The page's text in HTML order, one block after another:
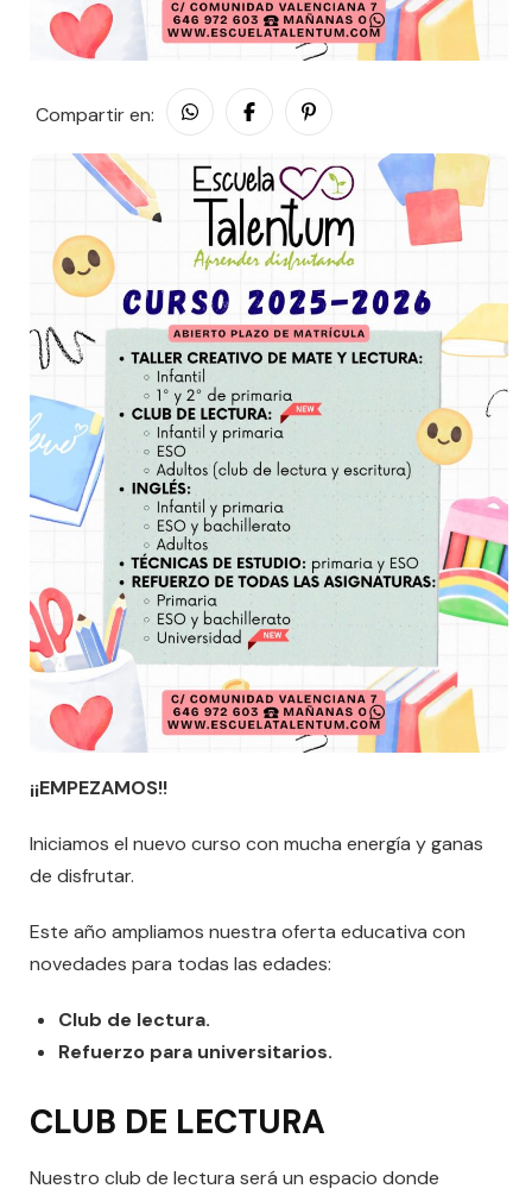
Compartir en:
¡¡EMPEZAMOS!!
Iniciamos el nuevo curso con mucha energía y ganas
de disfrutar.
Este año ampliamos nuestra oferta educativa con
novedades para todas las edades:
Club de lectura.
Refuerzo para universitarios.
CLUB DE LECTURA
Nuestro club de lectura será un espacio donde